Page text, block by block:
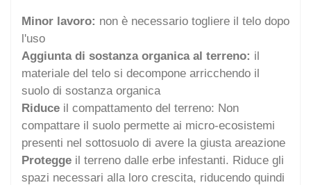
Minor lavoro: non è necessario togliere il telo dopo
l'uso
Aggiunta di sostanza organica al terreno: il
materiale del telo si decompone arricchendo il
suolo di sostanza organica
Riduce il compattamento del terreno: Non
compattare il suolo permette ai micro-ecosistemi
presenti nel sottosuolo di avere la giusta areazione
Protegge il terreno dalle erbe infestanti. Riduce gli
spazi necessari alla loro crescita, riducendo quindi